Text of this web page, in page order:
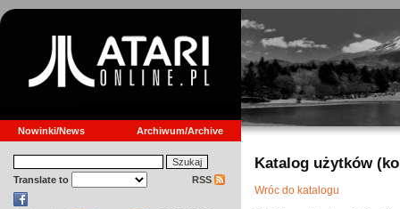
Nowinki/News Archiwum/Archive
Translate to RSS
Katalog użytków
Wróc do katalogu